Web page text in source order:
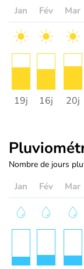
Jan Fév Mar
19j 16j 20j
Nombre de jours
Jan Fév Mar